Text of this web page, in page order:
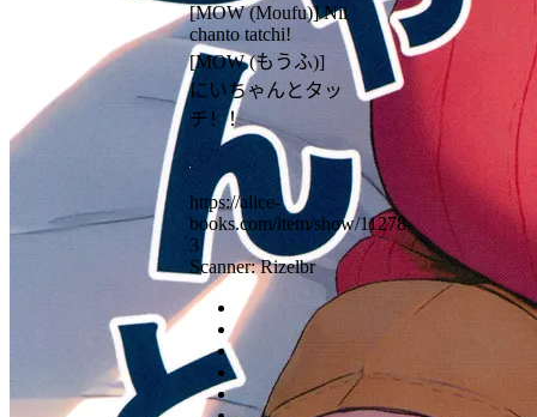
[MOW (Moufu)] Nii
chanto tatchi!
[MOW (もうふ)]
にいちゃんとタッ
チ！！
https://alice-
books.com/item/show/11278-
3
Scanner: Rizelbr